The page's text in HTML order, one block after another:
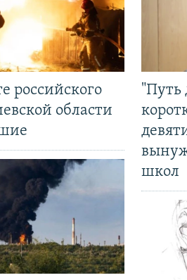
российского
области
"Путь
школ